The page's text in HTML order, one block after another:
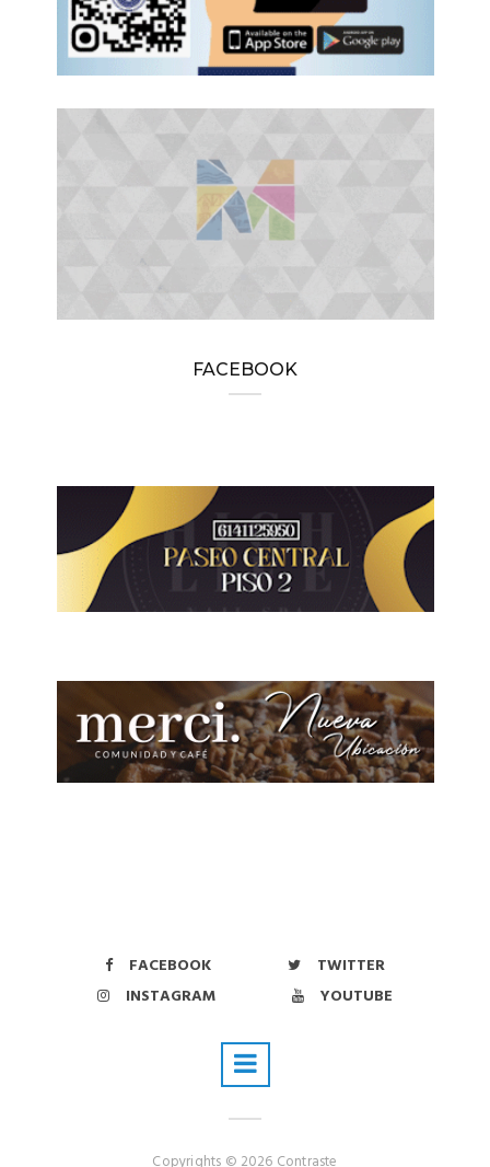
FACEBOOK
FACEBOOK
TWITTER
INSTAGRAM
YOUTUBE
Copyrights © 2026 Contraste